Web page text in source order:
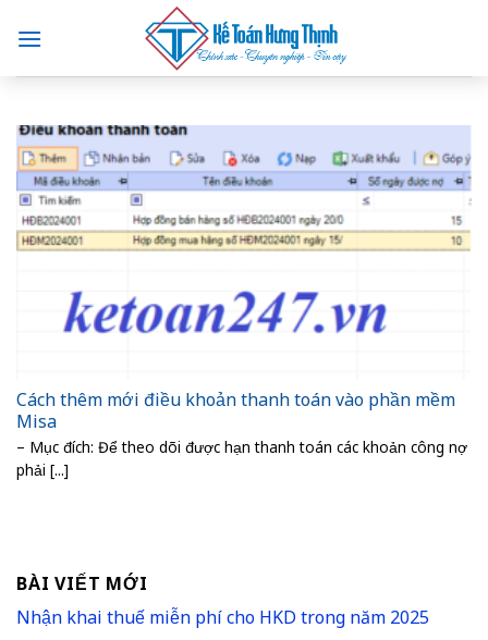
content
Cách thêm mới điều khoản thanh toán vào phần mềm
Misa
– Mục đích: Để theo dõi được hạn thanh toán các khoản công nợ
phải [...]
BÀI VIẾT MỚI
Nhận khai thuế miễn phí cho HKD trong năm 2025